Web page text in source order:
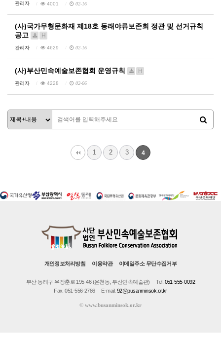
관리자 4001 02-16
(사)국가무형문화재 제18호 동래야류보존회 정관 및 선거규칙
공고
H
관리자 4629 02-16
(사)부산민속예술보존협회 운영규칙 H
관리자 4228 02-06
1 2 3 4
개인정보처리방침 이용약관 이메일주소 무단수집거부
부산 동래구 우장춘로 195-46 (온천동, 부산민속예술관) Tel. 051-555-0092
Fax. 051-556-2786
E-mail. 92@pusanminsok.or.kr
© www.busanminsok.or.kr